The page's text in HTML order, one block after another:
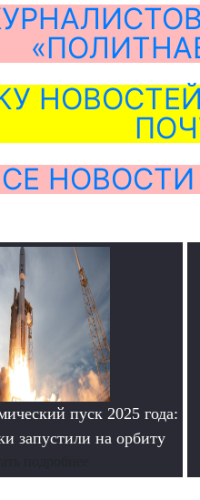
пуск 2025 года:
запустили на орбиту